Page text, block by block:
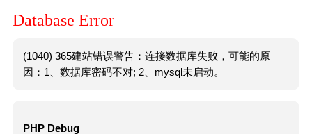
Database Error
(1040) 365建站错误警告：连接数据库失败，可能的原
因：1、数据库密码不对; 2、mysql未启动。
PHP Debug